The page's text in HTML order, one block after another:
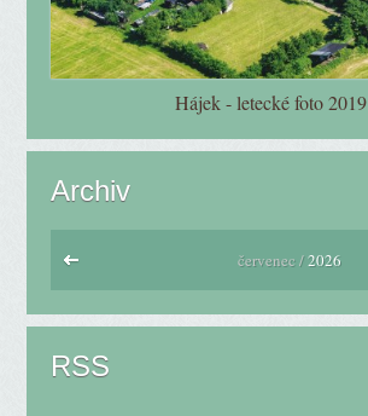
Hájek - letecké foto 2019
Archiv
červenec /2026
RSS